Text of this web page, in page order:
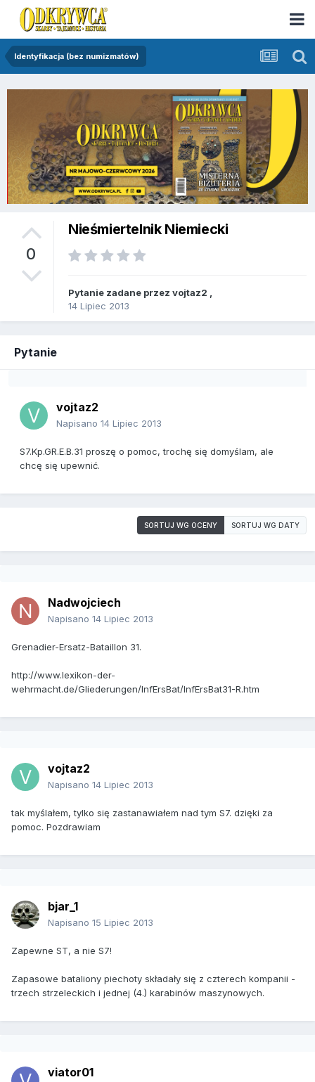
Identyfikacja (bez numizmatów)
0
Nieśmiertelnik Niemiecki
Pytanie zadane przez vojtaz2
14 Lipiec 2013
Pytanie
vojtaz2
Napisano 14 Lipiec 2013
S7.Kp.GR.E.B.31 proszę o pomoc, trochę się domyślam, ale
chcę się upewnić.
SORTUJ WG OCENY SORTUJ WG DATY
Nadwojciech
Napisano 14 Lipiec 2013
Grenadier-Ersatz-Bataillon 31.
http://www.lexikon-der-
wehrmacht.de/Gliederungen/InfErsBat/InfErsBat31-R.htm
vojtaz2
Napisano 14 Lipiec 2013
tak myślałem, tylko się zastanawiałem nad tym S7. dzięki za
pomoc. Pozdrawiam
bjar_1
Napisano 15 Lipiec 2013
Zapewne ST, a nie S7!
Zapasowe bataliony piechoty składały się z czterech kompanii -
trzech strzeleckich i jednej (4.) karabinów maszynowych.
viator01